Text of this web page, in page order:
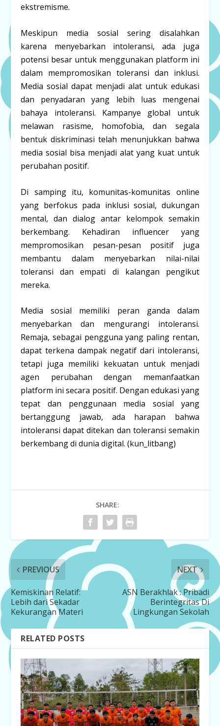
ekstremisme.
Meskipun media sosial sering disalahkan
karena menyebarkan intoleransi, ada juga
potensi besar untuk menggunakan platform ini
dalam mempromosikan toleransi dan inklusi.
Media sosial dapat menjadi alat untuk edukasi
dan penyadaran yang lebih luas mengenai
bahaya intoleransi. Kampanye global untuk
melawan rasisme, homofobia, dan segala
bentuk diskriminasi telah menunjukkan bahwa
media sosial bisa menjadi alat yang kuat untuk
perubahan positif.
Di samping itu, komunitas-komunitas online
yang berfokus pada inklusi sosial, dukungan
mental, dan dialog antar kelompok semakin
berkembang. Kehadiran influencer yang
mempromosikan pesan-pesan positif juga
membantu dalam menyebarkan nilai-nilai
toleransi dan empati di kalangan pengikut
mereka.
Media sosial memiliki peran ganda dalam
menyebarkan dan mengurangi intoleransi.
Remaja, sebagai pengguna yang paling rentan,
dapat terkena dampak negatif dari intoleransi,
tetapi juga memiliki kekuatan untuk menjadi
agen perubahan dengan memanfaatkan
platform ini secara positif. Dengan edukasi yang
tepat dan penggunaan media sosial yang
bertanggung jawab, ada harapan bahwa
intoleransi dapat ditekan dan toleransi semakin
berkembang di dunia digital. (kun_litbang)
SHARE:
PREVIOUS
Kemiskinan Relatif:
Lebih dari Sekadar
Kekurangan Materi
NEXT
ASN Berakhlak : Pribadi
Berintegritas Di
Lingkungan Sekolah
RELATED POSTS